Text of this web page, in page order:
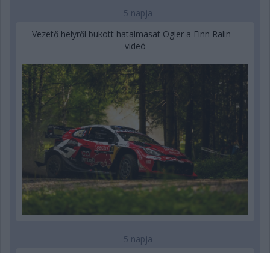
5 napja
Vezető helyről bukott hatalmasat Ogier a Finn Ralin –
videó
5 napja